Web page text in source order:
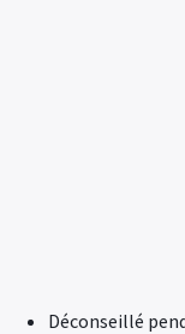
Déconseillé